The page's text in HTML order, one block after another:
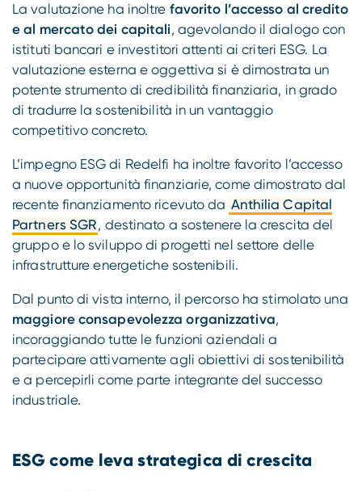
La valutazione ha inoltre favorito l’accesso al credito
e al mercato dei capitali, agevolando il dialogo con
istituti bancari e investitori attenti ai criteri ESG. La
valutazione esterna e oggettiva si è dimostrata un
potente strumento di credibilità finanziaria, in grado
di tradurre la sostenibilità in un vantaggio
competitivo concreto.
L’impegno ESG di Redelfi ha inoltre favorito l’accesso
a nuove opportunità finanziarie, come dimostrato dal
recente finanziamento ricevuto da Anthilia Capital
Partners SGR, destinato a sostenere la crescita del
gruppo e lo sviluppo di progetti nel settore delle
infrastrutture energetiche sostenibili.
Dal punto di vista interno, il percorso ha stimolato una
maggiore consapevolezza organizzativa,
incoraggiando tutte le funzioni aziendali a
partecipare attivamente agli obiettivi di sostenibilità
e a percepirli come parte integrante del successo
industriale.
ESG come leva strategica di crescita